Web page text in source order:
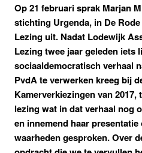
Op 21 februari sprak Marjan
stichting Urgenda, in De
Lezing uit. Nadat Lodewijk
Lezing twee jaar geleden iets
sociaaldemocratisch verhaal
PvdA te verwerken kreeg bij
Kamerverkiezingen van
lezing wat in dat verhaal nog
en innemend haar
waarheden gesproken. Over